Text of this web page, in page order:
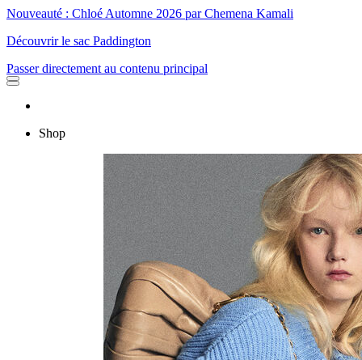
Nouveauté : Chloé Automne 2026 par Chemena Kamali
Découvrir le sac Paddington
Passer directement au contenu principal
Shop